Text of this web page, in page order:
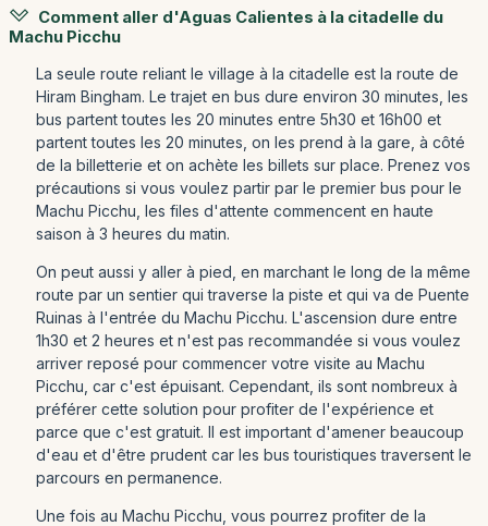
Comment aller d'Aguas Calientes à la citadelle du
Machu Picchu
La seule route reliant le village à la citadelle est la route de
Hiram Bingham. Le trajet en bus dure environ 30 minutes, les
bus partent toutes les 20 minutes entre 5h30 et 16h00 et
partent toutes les 20 minutes, on les prend à la gare, à côté
de la billetterie et on achète les billets sur place. Prenez vos
précautions si vous voulez partir par le premier bus pour le
Machu Picchu, les files d'attente commencent en haute
saison à 3 heures du matin.
On peut aussi y aller à pied, en marchant le long de la même
route par un sentier qui traverse la piste et qui va de Puente
Ruinas à l'entrée du Machu Picchu. L'ascension dure entre
1h30 et 2 heures et n'est pas recommandée si vous voulez
arriver reposé pour commencer votre visite au Machu
Picchu, car c'est épuisant. Cependant, ils sont nombreux à
préférer cette solution pour profiter de l'expérience et
parce que c'est gratuit. Il est important d'amener beaucoup
d'eau et d'être prudent car les bus touristiques traversent le
parcours en permanence.
Une fois au Machu Picchu, vous pourrez profiter de la